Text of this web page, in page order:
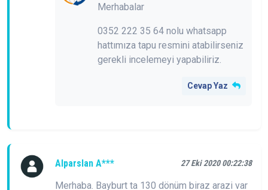
Merhabalar
0352 222 35 64 nolu whatsapp
hattımıza tapu resmini atabilirseniz
gerekli incelemeyi yapabiliriz.
Cevap Yaz
Alparslan A*** 27 Eki 2020 00:22:38
Merhaba. Bayburt ta 130 dönüm biraz arazi var